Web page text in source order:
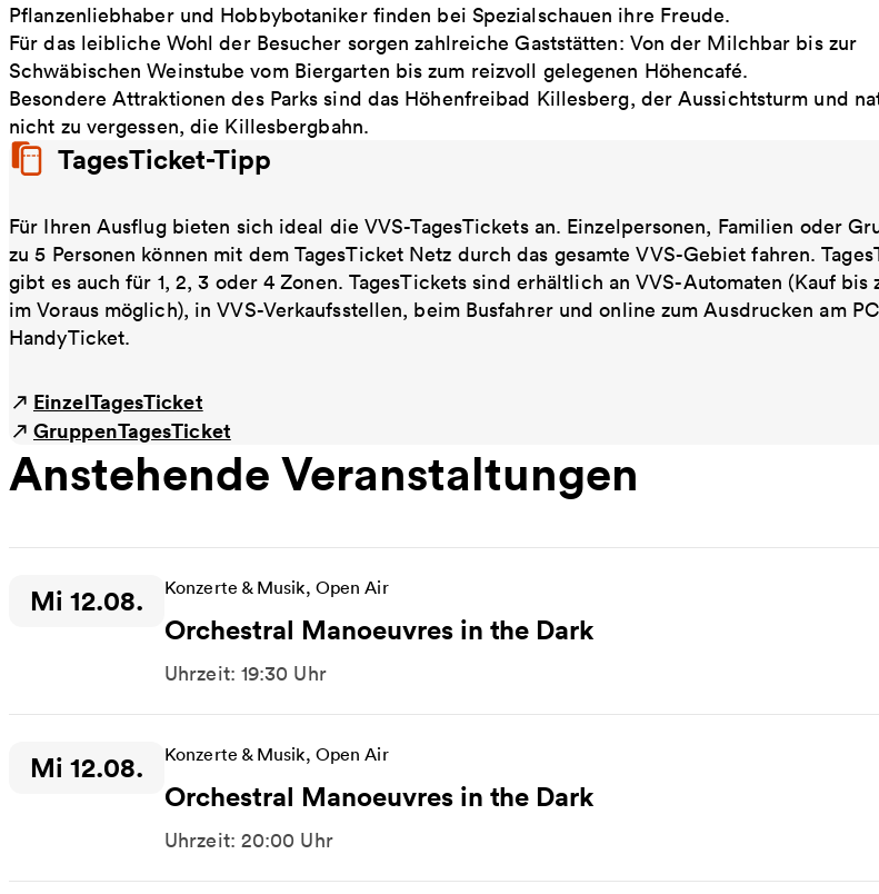
Pflanzenliebhaber und Hobbybotaniker finden bei Spezialschauen ihre Freude.
Für das leibliche Wohl der Besucher sorgen zahlreiche Gaststätten: Von der Milchbar bis zur
Schwäbischen Weinstube vom Biergarten bis zum reizvoll gelegenen Höhencafé.
Besondere Attraktionen des Parks sind das Höhenfreibad Killesberg, der Aussichtsturm und
nicht zu vergessen, die Killesbergbahn.
TagesTicket-Tipp
Für Ihren Ausflug bieten sich ideal die VVS-TagesTickets an. Einzelpersonen, Familien oder
zu 5 Personen können mit dem TagesTicket Netz durch das gesamte VVS-Gebiet fahren.
gibt es auch für 1, 2, 3 oder 4 Zonen. TagesTickets sind erhältlich an VVS-Automaten (Kauf bis
im Voraus möglich), in VVS-Verkaufsstellen, beim Busfahrer und online zum Ausdrucken am
HandyTicket.
EinzelTagesTicket
GruppenTagesTicket
Anstehende Veranstaltungen
Zeitpunkt der Veranstaltung:
Mi 12.08. Konzerte & Musik, Open Air
Orchestral Manoeuvres in the Dark
Uhrzeit: 19:30 Uhr
Zeitpunkt der Veranstaltung:
Mi 12.08. Konzerte & Musik, Open Air
Orchestral Manoeuvres in the Dark
Uhrzeit: 20:00 Uhr